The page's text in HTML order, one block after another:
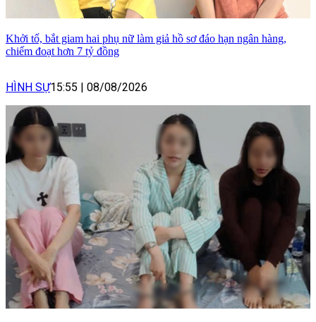
Khởi tố, bắt giam hai phụ nữ làm giả hồ sơ đáo hạn ngân hàng,
chiếm đoạt hơn 7 tỷ đồng
HÌNH SỰ15:55 08/08/2026